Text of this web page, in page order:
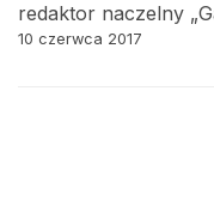
redaktor naczelny
10 czerwca 2017